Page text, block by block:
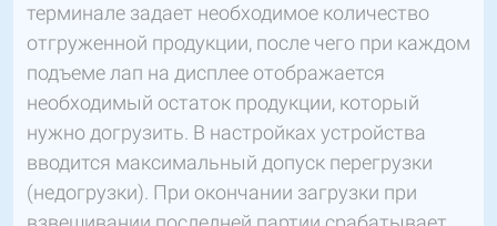
терминале задает необходимое количество
отгруженной продукции, после чего при каждом
подъеме лап на дисплее отображается
необходимый остаток продукции, который
нужно догрузить. В настройках устройства
вводится максимальный допуск перегрузки
(недогрузки). При окончании загрузки при